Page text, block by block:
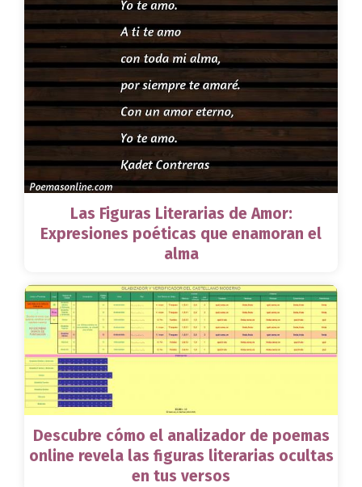
Las Figuras Literarias de Amor:
Expresiones poéticas que enamoran el
alma
Descubre cómo el analizador de poemas
online revela las figuras literarias ocultas
en tus versos